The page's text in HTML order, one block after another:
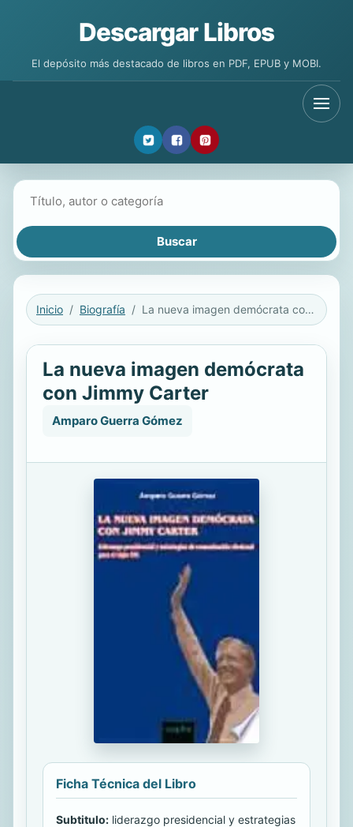
Descargar Libros
El depósito más destacado de libros en PDF, EPUB y MOBI.
Inicio Biografía La nueva imagen demócrata con Jimmy Carter
La nueva imagen demócrata
con Jimmy Carter
Amparo Guerra Gómez
Ficha Técnica del Libro
Subtitulo: liderazgo presidencial y estrategias